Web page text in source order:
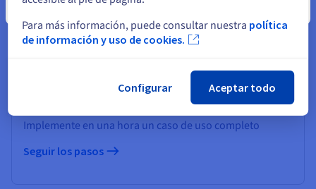
Documentación
Implemente en una hora un caso de uso completo
Seguir los pasos
Para más información, puede consultar nuestra política
de información y uso de cookies.
Configurar Aceptar todo